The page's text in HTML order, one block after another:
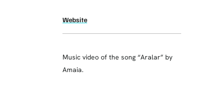
Website
Music video of the song “Aralar” by
Amaia.